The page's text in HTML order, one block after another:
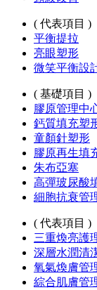
( 代表項目 )
平衡提拉
亮眼塑形
微笑平衡設
( 基礎項目 )
膠原管理中
鈣質填充塑
童顏針塑形
膠原再生填
朱布亞塞
高彈玻尿酸
細胞抗衰管
( 代表項目 )
三重煥亮護
深層水潤清
氧氣煥膚管
綜合肌膚管